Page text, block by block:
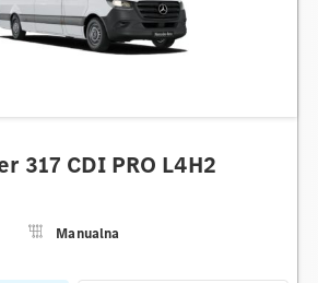
317 CDI PRO L4H2
Manualna